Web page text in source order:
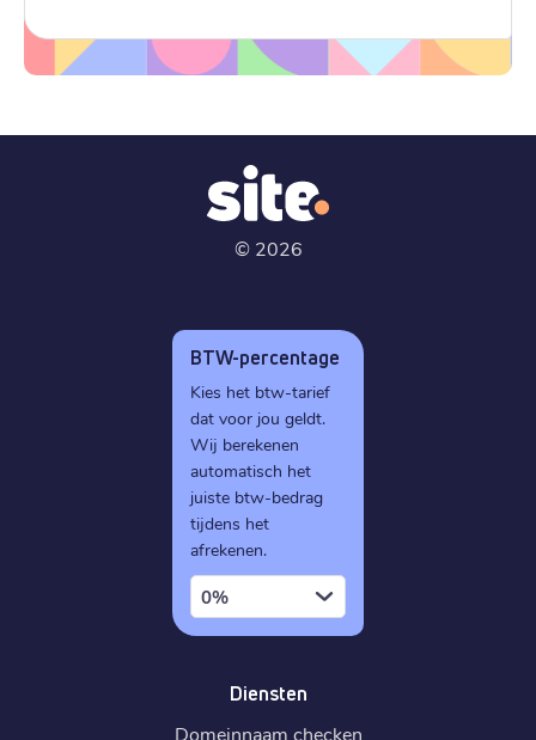
© 2026
BTW-percentage
Kies het btw-tarief
dat voor jou geldt.
Wij berekenen
automatisch het
juiste btw-bedrag
tijdens het
afrekenen.
0%
Diensten
Domeinnaam checken